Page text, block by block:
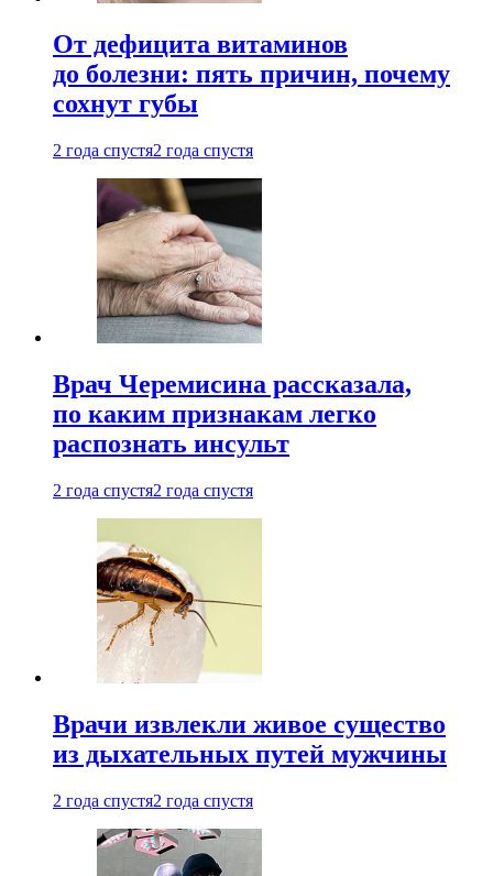
От дефицита витаминов
до болезни: пять причин, почему
сохнут губы
2 года спустя2 года спустя
Врач Черемисина рассказала,
по каким признакам легко
распознать инсульт
2 года спустя2 года спустя
Врачи извлекли живое существо
из дыхательных путей мужчины
2 года спустя2 года спустя